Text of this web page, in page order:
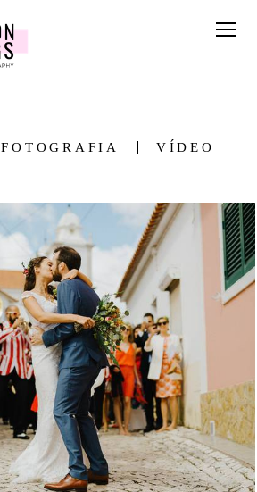
FOTOGRAFIA VÍDEO